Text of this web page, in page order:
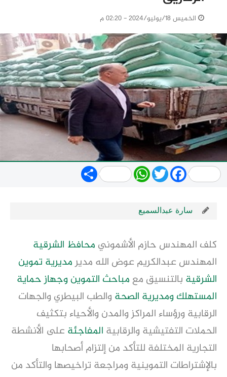
الخميس 18/يوليو/2024 - 02:20 م
Share WhatsApp
TwitterFacebook
سارة عبدالسميع
كلف المهندس حازم الأشموني محافظ الشرقية
المهندس عبدالكريم عوض الله مديرمديرية تموين
الشرقية بالتنسيق معمباحث التموينوجهاز حماية
المستهلكومديرية الصحة والطب البيطري والجهات
الرقابية ورؤساء المراكز والمدن والأحياء بتكثيف
الحملات التفتيشية والرقابية المفاجئة على الأنشطة
التجارية المختلفة للتأكد من إلتزام أصحابها
بالإشتراطات التموينية ومراجعة تراخيصها والتأكد من